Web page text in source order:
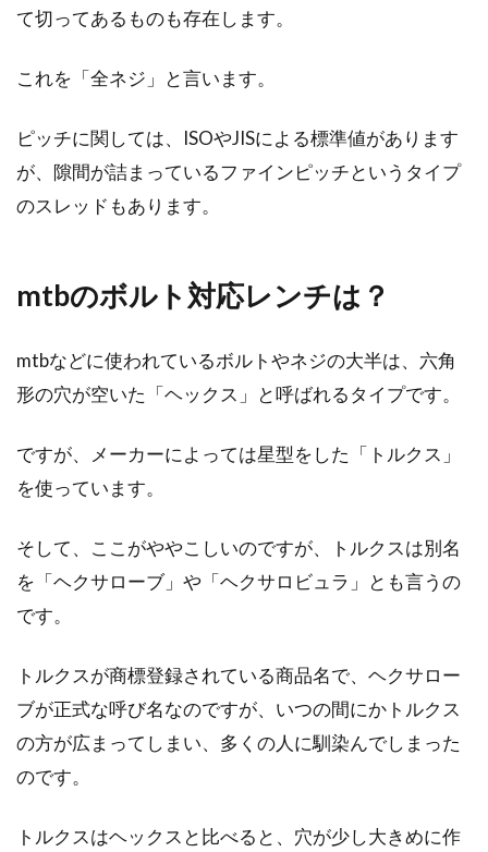
自転車で日本一周をする人が最近では多くなっ
ね。実際に制覇...
アイスバーン対策に！チェーンとス
タッドレスタイヤの効果
か？冬でも、夏と変わらず自転車で通勤・通学
トの型落ちを購入しよう！
のため、なかなか購入まで踏み出せない方も多
bmx初心者でもできるフラットラン
ドのコツやポイント
bmxという自転車をご存じですか？ママチャリ
て切ってあるものも存在します。
これを「全ネジ」と言います。
ピッチに関しては、ISOやJISによる標準値があります
が、隙間が詰まっているファインピッチというタイプ
のスレッドもあります。
mtbのボルト対応レンチは？
mtbなどに使われているボルトやネジの大半は、六角
形の穴が空いた「ヘックス」と呼ばれるタイプです。
ですが、メーカーによっては星型をした「トルクス」
を使っています。
そして、ここがややこしいのですが、トルクスは別名
を「ヘクサローブ」や「ヘクサロビュラ」とも言うの
です。
トルクスが商標登録されている商品名で、ヘクサロー
ブが正式な呼び名なのですが、いつの間にかトルクス
の方が広まってしまい、多くの人に馴染んでしまった
のです。
トルクスはヘックスと比べると、穴が少し大きめに作